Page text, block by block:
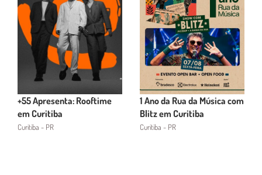
+55 Apresenta: Rooftime
em Curitiba
Curitiba - PR
1 Ano da Rua da Música com
Blitz em Curitiba
Curitiba - PR